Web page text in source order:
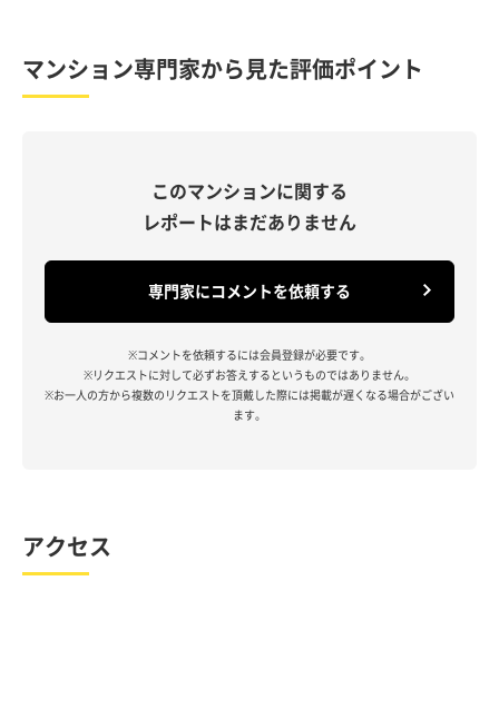
マンション専門家から見た評価ポイント
このマンションに関する
レポートはまだありません
専門家にコメントを依頼する
※コメントを依頼するには会員登録が必要です。
※リクエストに対して必ずお答えするというものではありません。
※お一人の方から複数のリクエストを頂戴した際には掲載が遅くなる場合がござい
ます。
アクセス